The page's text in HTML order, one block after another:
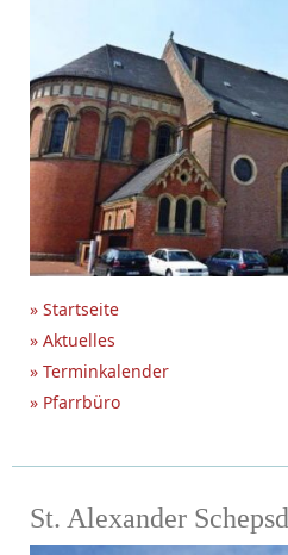
» Startseite
» Aktuelles
» Terminkalender
» Pfarrbüro
St. Alexander